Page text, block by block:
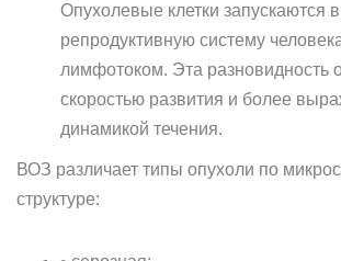
Опухолевые клетки запускаются в
репродуктивную систему
лимфотоком. Эта разновидность
скоростью развития и более
динамикой течения.
ВОЗ различает типы опухоли по
структуре: